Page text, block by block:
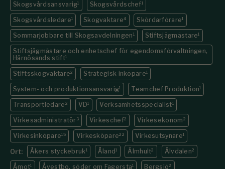
Skogsvårdsansvarig1 Skogsvårdschef1
Skogsvårdsledare1 Skogvaktare4 Skördarförare1
Sommarjobbare till Skogsavdelningen 1 Stiftsjägmästare1
Stiftsjägmästare och enhetschef för egendomsförvaltningen,
Härnösands stift1
Stiftsskogvaktare2 Strategisk inköpare1
System- och produktionsansvarig1 Teamchef Produktion1
Transportledare 2 VD1 Verksamhetsspecialist1
Virkesadministratör 3 Virkeschef2 Virkesekonom 2
Virkesinköpare15 Virkesköpare22 Virkesutsynare1
Ort: Åkers styckebruk1 Åland1 Älmhult2 Älvdalen2
Åmot1 Åvestbo, söder om Fagersta1 Bergsjö2